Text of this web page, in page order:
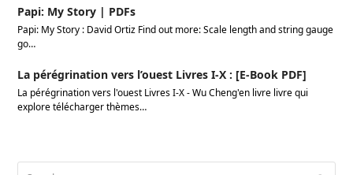
Papi: My Story | PDFs
Papi: My Story : David Ortiz Find out more: Scale length and string gauge
go…
La pérégrination vers l’ouest Livres I-X : [E-Book PDF]
La pérégrination vers l'ouest Livres I-X - Wu Cheng'en livre livre qui
explore télécharger thèmes…